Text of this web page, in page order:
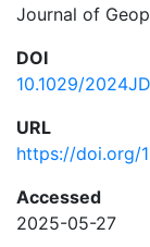
Journal of
DOI
10.1029/
URL
https://doi.org/
Accessed
2025-05-27